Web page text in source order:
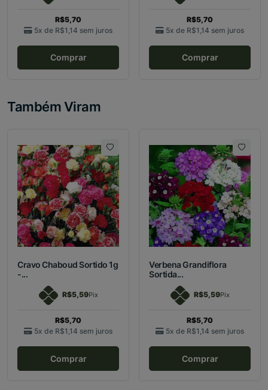
R$5,70
5x de R$1,14 sem juros
Comprar
R$5,70
5x de R$1,14 sem juros
Comprar
Também Viram
Cravo Chaboud Sortido 1g
-...
R$5,59Pix
R$5,70
5x de R$1,14 sem juros
Comprar
Verbena Grandiflora
Sortida...
R$5,59Pix
R$5,70
5x de R$1,14 sem juros
Comprar